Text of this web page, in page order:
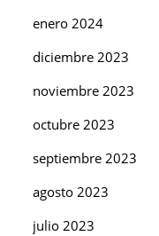
enero 2024
diciembre 2023
noviembre 2023
octubre 2023
septiembre 2023
agosto 2023
julio 2023